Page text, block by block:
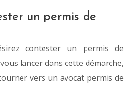
un permis de
contester un permis de
lancer dans cette démarche,
vers un avocat permis de